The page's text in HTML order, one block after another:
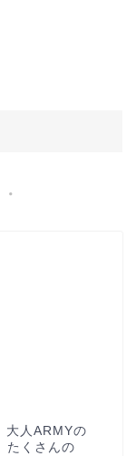
大人ARMYの
たくさんの